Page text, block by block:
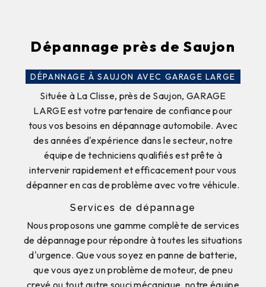
Dépannage près de Saujon
DÉPANNAGE À SAUJON AVEC GARAGE LARGE
Située à La Clisse, près de Saujon, GARAGE
LARGE est votre partenaire de confiance pour
tous vos besoins en dépannage automobile. Avec
des années d'expérience dans le secteur, notre
équipe de techniciens qualifiés est prête à
intervenir rapidement et efficacement pour vous
dépanner en cas de problème avec votre véhicule.
Services de dépannage
Nous proposons une gamme complète de services
de dépannage pour répondre à toutes les situations
d'urgence. Que vous soyez en panne de batterie,
que vous ayez un problème de moteur, de pneu